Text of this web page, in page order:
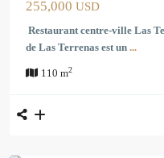
255,000 USD
Restaurant centre-ville Las
de Las Terrenas est un ...
110 m2